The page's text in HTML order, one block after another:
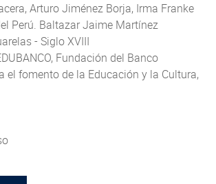
Arturo Jiménez Borja, Irma Franke
Perú. Baltazar Jaime Martínez
- Siglo XVIII
Fundación del Banco
el fomento de la Educación y la Cultura,